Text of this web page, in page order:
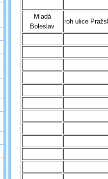
Mladá
Boleslav
roh ulice